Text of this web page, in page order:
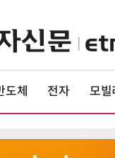
도체 전자 모빌